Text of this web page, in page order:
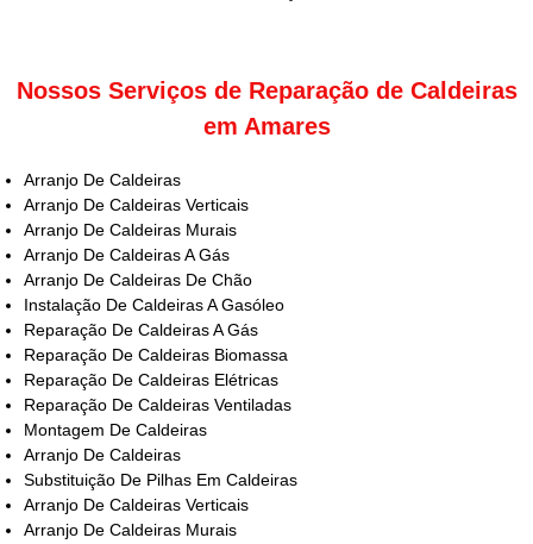
Nossos Serviços de Reparação de Caldeiras
em Amares
Arranjo De Caldeiras
Arranjo De Caldeiras Verticais
Arranjo De Caldeiras Murais
Arranjo De Caldeiras A Gás
Arranjo De Caldeiras De Chão
Instalação De Caldeiras A Gasóleo
Reparação De Caldeiras A Gás
Reparação De Caldeiras Biomassa
Reparação De Caldeiras Elétricas
Reparação De Caldeiras Ventiladas
Montagem De Caldeiras
Arranjo De Caldeiras
Substituição De Pilhas Em Caldeiras
Arranjo De Caldeiras Verticais
Arranjo De Caldeiras Murais